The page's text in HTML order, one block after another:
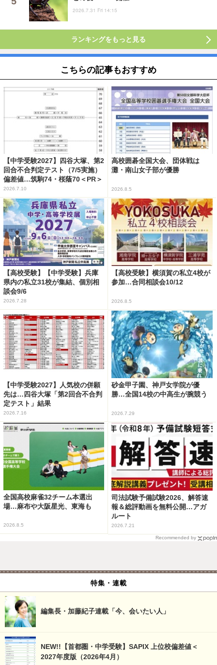
2026.7.31 Fri 14:15
ランキングをもっと見る
こちらの記事もおすすめ
【中学受験2027】四谷大塚、第2
回合不合判定テスト（7/5実施）
偏差値…筑駒74・桜蔭70＜PR＞
2026.7.10
高校囲碁全国大会、団体戦は
灘・南山女子部が優勝
2026.8.5
【高校受験】【中学受験】兵庫
県内の私立31校が集結、個別相
談会9/6
2026.7.28
【高校受験】横須賀の私立4校が
参加…合同相談会10/12
2026.8.5
【中学受験2027】人気校の併願
先は…四谷大塚「第2回合不合判
定テスト」結果
2026.7.16
砂金甲子園、神戸女学院が優
勝…全国14校の中高生が腕競う
2026.7.29
全国高校麻雀32チーム本選出
場…麻布や大阪星光、東海も
2026.8.5
司法試験予備試験2026、解答速
報＆総評動画を無料公開…アガ
ルート
2026.7.21
Recommended by
特集・連載
編集長・加藤紀子連載「今、会いたい人」
NEW!!【首都圏・中学受験】SAPIX 上位校偏差値＜
2027年度版（2026年4月）